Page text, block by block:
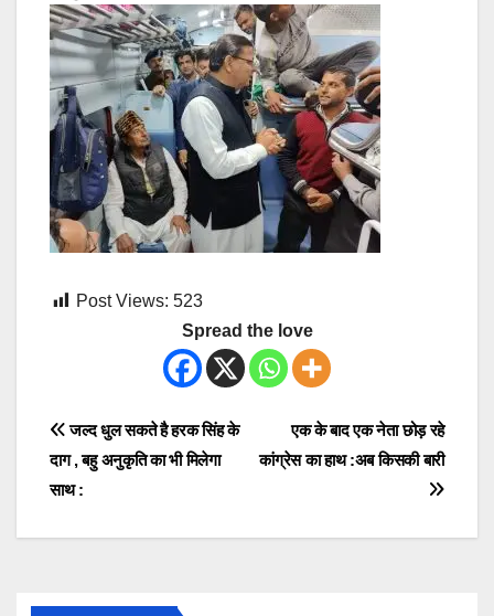
Post Views: 523
Spread the love
Post
navigation
एक के बाद एक नेता छोड़ रहे
कांग्रेस का हाथ :अब किसकी बारी
जल्द धुल सकते है हरक सिंह के
दाग , बहु अनुकृति का भी मिलेगा
साथ :